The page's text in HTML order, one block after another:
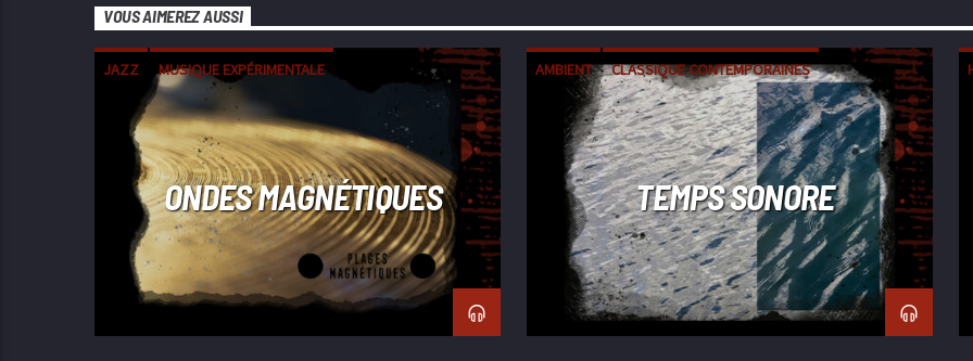
VOUS AIMEREZ AUSSI
JAZZ MUSIQUE EXPÉRIMENTALE
ONDES MAGNÉTIQUES
AMBIENT
CLASSIQUE CONTEMPORAINES
ÉLECTRONIQUE
EXPÉRIMENTALE FIELD RECORDING
TEMPS SONORE